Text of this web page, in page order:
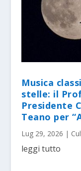
Musica
stelle: il
Presidente
Teano per
Lug 29, 2026 |
leggi tutto